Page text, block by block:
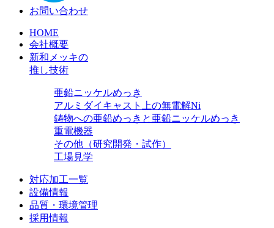
お問い合わせ
HOME
会社概要
新和メッキの
推し技術
亜鉛ニッケルめっき
アルミダイキャスト上の無電解Ni
鋳物への亜鉛めっきと亜鉛ニッケルめっき
重電機器
その他（研究開発・試作）
工場見学
対応加工一覧
設備情報
品質・環境管理
採用情報